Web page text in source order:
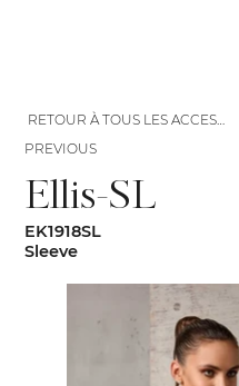
Ellis-SL
EK1918SL
Sleeve
RETOUR À TOUS LES
PREVIOUS